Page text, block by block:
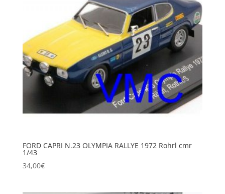
FORD CAPRI N.23 OLYMPIA RALLYE 1972 Rohrl cmr
1/43
34,00€